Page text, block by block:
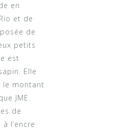
en
et de
de
petits
est
Elle
le montant
JME.
de
l’encre